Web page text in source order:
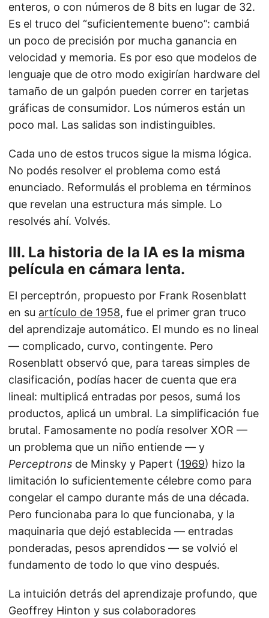
enteros, o con números de 8 bits en lugar de 32.
Es el truco del “suficientemente bueno”: cambiá
un poco de precisión por mucha ganancia en
velocidad y memoria. Es por eso que modelos de
lenguaje que de otro modo exigirían hardware del
tamaño de un galpón pueden correr en tarjetas
gráficas de consumidor. Los números están un
poco mal. Las salidas son indistinguibles.
Cada uno de estos trucos sigue la misma lógica.
No podés resolver el problema como está
enunciado. Reformulás el problema en términos
que revelan una estructura más simple. Lo
resolvés ahí. Volvés.
III. La historia de la IA es la misma
película en cámara lenta.
El perceptrón, propuesto por Frank Rosenblatt
en su artículo de 1958, fue el primer gran truco
del aprendizaje automático. El mundo es no lineal
— complicado, curvo, contingente. Pero
Rosenblatt observó que, para tareas simples de
clasificación, podías hacer de cuenta que era
lineal: multiplicá entradas por pesos, sumá los
productos, aplicá un umbral. La simplificación fue
brutal. Famosamente no podía resolver XOR —
un problema que un niño entiende — y
Perceptrons de Minsky y Papert (1969) hizo la
limitación lo suficientemente célebre como para
congelar el campo durante más de una década.
Pero funcionaba para lo que funcionaba, y la
maquinaria que dejó establecida — entradas
ponderadas, pesos aprendidos — se volvió el
fundamento de todo lo que vino después.
La intuición detrás del aprendizaje profundo, que
Geoffrey Hinton y sus colaboradores